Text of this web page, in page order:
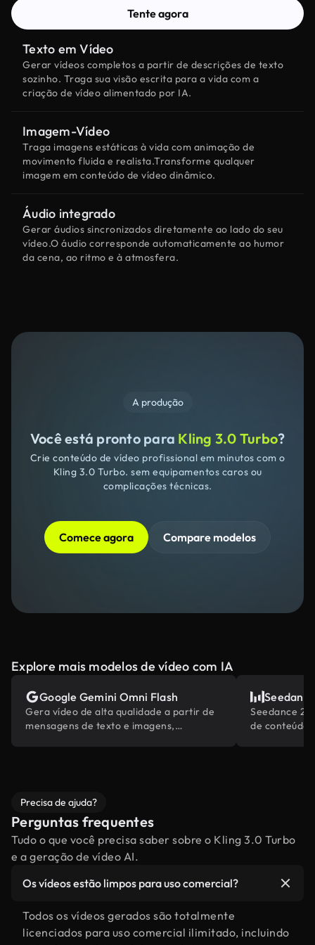
Tente agora
Texto em Vídeo
Gerar vídeos completos a partir de descrições de texto
sozinho. Traga sua visão escrita para a vida com a
criação de vídeo alimentado por IA.
Imagem-Vídeo
Traga imagens estáticas à vida com animação de
movimento fluida e realista.Transforme qualquer
imagem em conteúdo de vídeo dinâmico.
Áudio integrado
Gerar áudios sincronizados diretamente ao lado do seu
vídeo.O áudio corresponde automaticamente ao humor
da cena, ao ritmo e à atmosfera.
A produção
Você está pronto para Kling 3.0 Turbo?
Crie conteúdo de vídeo profissional em minutos com o
Kling 3.0 Turbo. sem equipamentos caros ou
complicações técnicas.
Comece agora Compare modelos
Explore mais modelos de vídeo com IA
Google Gemini Omni Flash
Gera vídeo de alta qualidade a partir de
mensagens de texto e imagens,
Seedance
de conteúdo
Precisa de ajuda?
Perguntas frequentes
Tudo o que você precisa saber sobre o Kling 3.0 Turbo
e a geração de vídeo AI.
Os vídeos estão limpos para uso comercial?
Todos os vídeos gerados são totalmente
licenciados para uso comercial ilimitado, incluindo